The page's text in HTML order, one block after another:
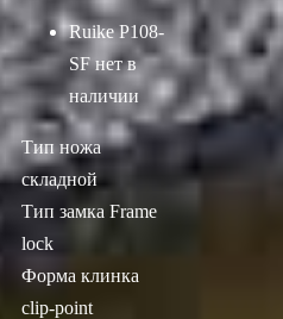
Ruike P108-
SF нет в
наличии
Тип ножа
складной
Тип замка Frame
lock
Форма клинка
clip-point